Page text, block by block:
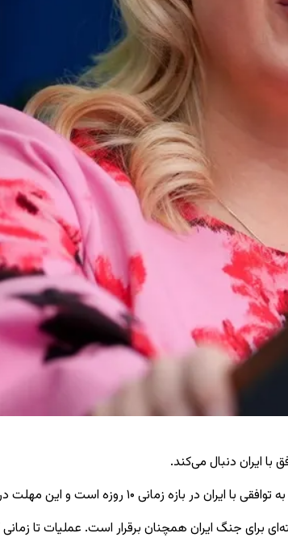
ایران دنبال می‌کند.
با ایران در بازه زمانی ۱۰ روزه است و این مهلت
برای جنگ ایران همچنان برقرار است. عملیات تا